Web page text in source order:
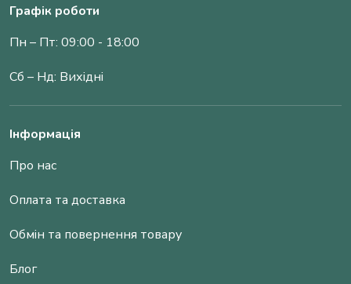
Графік роботи
Пн – Пт: 09:00 - 18:00
Сб – Нд: Вихідні
Інформація
Про нас
Оплата та доставка
Обмін та повернення товару
Блог